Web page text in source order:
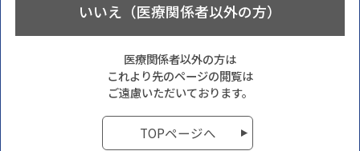
いいえ（医療関係者以外の方）
医療関係者以外の方は
これより先のページの閲覧は
ご遠慮いただいております。
TOPページへ